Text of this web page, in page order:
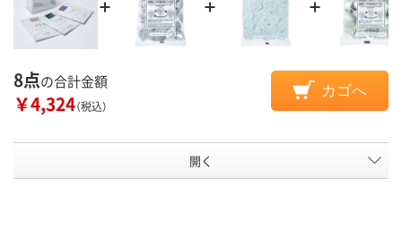
8点の合計金額
￥4,324（税込）
カゴへ
開く